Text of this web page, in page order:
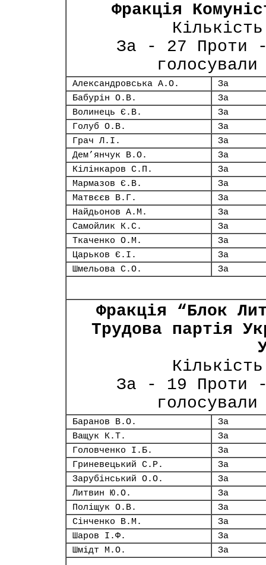
Фракція
За - 27 Проти
Александровська А.О.
За
Бабурін О.В.
За
Волинець Є.В.
За
Голуб О.В.
За
Грач Л.І.
За
Дем’янчук В.О.
За
Кілінкаров С.П.
За
Мармазов Є.В.
За
Матвєєв В.Г.
За
Найдьонов А.М.
За
Самойлик К.С.
За
Ткаченко О.М.
За
Царьков Є.І.
За
Шмельова С.О.
За
Фракція “Блок
Трудова партія
За - 19 Проти
Баранов В.О.
За
Ващук К.Т.
За
Головченко І.Б.
За
Гриневецький С.Р.
За
Зарубінський О.О.
За
Литвин Ю.О.
За
Поліщук О.В.
За
Сінченко В.М.
За
Шаров І.Ф.
За
Шмідт М.О.
За